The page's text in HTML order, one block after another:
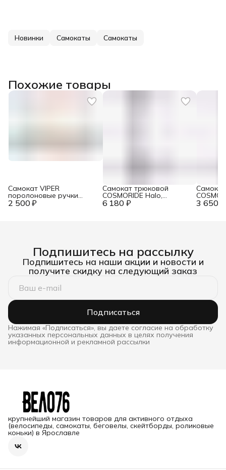
Новинки Самокаты Самокаты
Похожие товары
2 500 ₽
Самокат VIPER
поролоновые ручки
(синий, красный, 6 180 ₽
Самокат трюковой
COSMORIDE Halo,
Чёрный+градиент 3 650 ₽
Подпишитесь на рассылку
Подпишитесь на наши акции и новости и
получите скидку на следующий заказ
Подписаться
Нажимая «Подписаться», вы даете согласие на обработку
указанных персональных данных в целях получения
информационной и рекламной рассылки
крупнейший магазин товаров для активного отдыха
(велосипеды, самокаты, беговелы, скейтборды, роликовые
коньки) в Ярославле